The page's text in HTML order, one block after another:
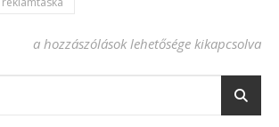
Reklámtáskák különféle anyagokból
a hozzászólások lehetősége kikapcsolva